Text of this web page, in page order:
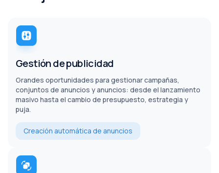
Gestión de publicidad
Grandes oportunidades para gestionar campañas,
conjuntos de anuncios y anuncios: desde el lanzamiento
masivo hasta el cambio de presupuesto, estrategia y
puja.
Creación automática de anuncios